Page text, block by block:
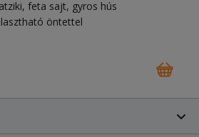
feta sajt gyros hús
öntettel